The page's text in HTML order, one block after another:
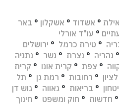
אילת ° אשדוד ° אשקלון ° באר
° עו"ד אורלי
° טירת כרמל ° ירושלים
° נהריה ° נצרת ° נשר ° נתניה
° צפת ° קרית אונו ° קרית
° רחובות ° רמת גן ° תל
° בריאות ° גאווה ° גוש דן
° חדשות ° חוק ומשפט ° חינוך